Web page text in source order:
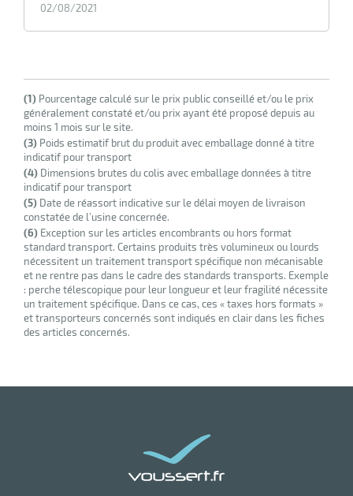
02/08/2021
(1) Pourcentage calculé sur le prix public conseillé et/ou le prix
généralement constaté et/ou prix ayant été proposé depuis au
moins 1 mois sur le site.
(3) Poids estimatif brut du produit avec emballage donné à titre
indicatif pour transport
(4) Dimensions brutes du colis avec emballage données à titre
indicatif pour transport
(5) Date de réassort indicative sur le délai moyen de livraison
constatée de l’usine concernée.
(6) Exception sur les articles encombrants ou hors format
standard transport. Certains produits très volumineux ou lourds
nécessitent un traitement transport spécifique non mécanisable
et ne rentre pas dans le cadre des standards transports. Exemple
: perche télescopique pour leur longueur et leur fragilité nécessite
un traitement spécifique. Dans ce cas, ces « taxes hors formats »
et transporteurs concernés sont indiqués en clair dans les fiches
des articles concernés.